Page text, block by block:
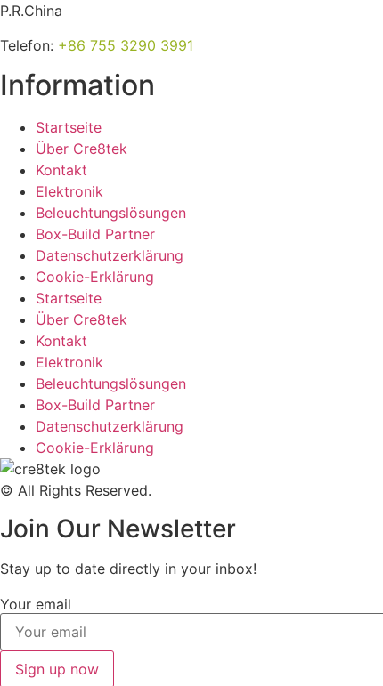
P.R.China
Telefon: +86 755 3290 3991
Information
Startseite
Über Cre8tek
Kontakt
Elektronik
Beleuchtungslösungen
Box-Build Partner
Datenschutzerklärung
Cookie-Erklärung
Startseite
Über Cre8tek
Kontakt
Elektronik
Beleuchtungslösungen
Box-Build Partner
Datenschutzerklärung
Cookie-Erklärung
© All Rights Reserved.
Join Our Newsletter
Stay up to date directly in your inbox!
Your email
Sign up now